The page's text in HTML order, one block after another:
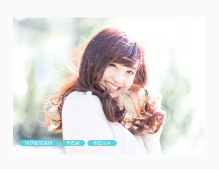
悅庭新聞露出 全瓷冠 陶瓷貼片